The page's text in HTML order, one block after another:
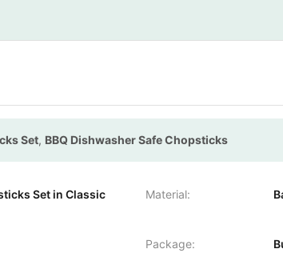
Set, BBQ Dishwasher Safe Chopsticks
Set in Classic
Material:
Package: